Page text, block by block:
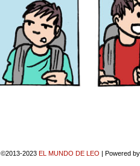
©2013-2023 EL MUNDO DE LEO | Powered